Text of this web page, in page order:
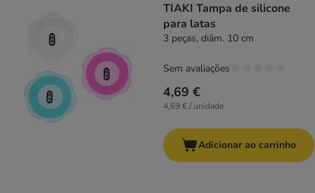
TIAKI Tampa de silicone
para latas
3 peças, diâm. 10 cm
4,69 €
4,69 € / unidade
Sem avaliações
Adicionar ao carrinho